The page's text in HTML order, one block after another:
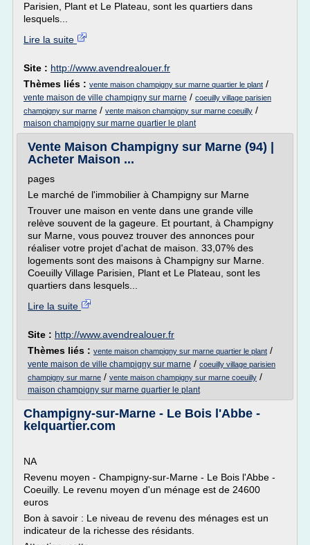
Parisien, Plant et Le Plateau, sont les quartiers dans
lesquels...
Lire la suite
Site : http://www.avendrealouer.fr
Thèmes liés : vente maison champigny sur marne quartier le plant /
vente maison de ville champigny sur marne / coeuilly village parisien
champigny sur marne / vente maison champigny sur marne coeuilly /
maison champigny sur marne quartier le plant
Vente Maison Champigny sur Marne (94) |
Acheter Maison ...
pages
Le marché de l'immobilier à Champigny sur Marne
Trouver une maison en vente dans une grande ville
relève souvent de la gageure. Et pourtant, à Champigny
sur Marne, vous pouvez trouver des annonces pour
réaliser votre projet d'achat de maison. 33,07% des
logements sont des maisons à Champigny sur Marne.
Coeuilly Village Parisien, Plant et Le Plateau, sont les
quartiers dans lesquels...
Lire la suite
Site : http://www.avendrealouer.fr
Thèmes liés : vente maison champigny sur marne quartier le plant /
vente maison de ville champigny sur marne / coeuilly village parisien
champigny sur marne / vente maison champigny sur marne coeuilly /
maison champigny sur marne quartier le plant
Champigny-sur-Marne - Le Bois l'Abbe -
kelquartier.com
NA
Revenu moyen - Champigny-sur-Marne - Le Bois l'Abbe -
Coeuilly. Le revenu moyen d'un ménage est de 24600
euros
Bon à savoir : Le niveau de revenu des ménages est un
indicateur de la richesse des résidants.